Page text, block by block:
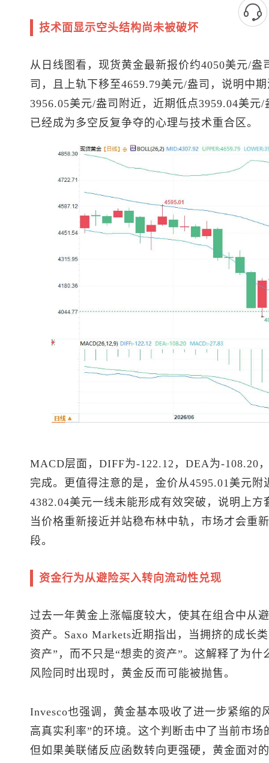
技术面显示空头结构尚未被破坏
从日线图看， 现货黄金最新报价约4050美元/盎
司，且上轨下移至4659.79美元/盎司，说明中
3956.05美元/盎司附近，近期低点3959.04美元
已经成为多空反复争夺的心理与技术重合区。
MACD层面，DIFF为-122.12，DEA为-108.20
完成。更值得注意的是，金价从4595.01美元
4382.04美元一线未能形成有效突破，说明上
当价格重新接近并站稳布林中轨，市场才会重
段。
资金行为从避险买入转向流动性兑现
过去一年黄金上涨幅度较大，使其在组合中从
资产。Saxo Markets近期指出，当拥挤的成长
资产”，而不只是“想卖的资产”。这解释了为
风险同时出现时，黄金反而可能被抛售。
Invesco也强调，黄金基本吸收了进一步紧缩的
高真实利率”的环境。这个判断击中了当前市
但如果美联储反应函数转向更强硬，黄金面对